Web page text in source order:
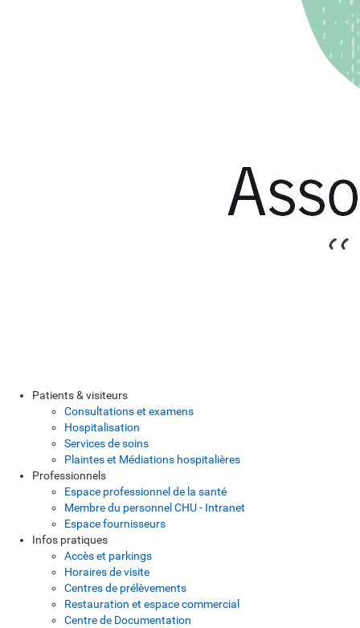
Patients & visiteurs
Consultations et examens
Hospitalisation
Services de soins
Plaintes et Médiations hospitalières
Professionnels
Espace professionnel de la santé
Membre du personnel CHU - Intranet
Espace fournisseurs
Infos pratiques
Accès et parkings
Horaires de visite
Centres de prélèvements
Restauration et espace commercial
Centre de Documentation